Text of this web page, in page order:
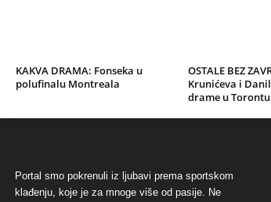
KAKVA DRAMA: Fonseka u
polufinalu Montreala
OSTALE BEZ
Krunićeva i
drame u Torontu
Portal smo pokrenuli iz ljubavi prema sportskom
klađenju, koje je za mnoge više od pasije. Ne